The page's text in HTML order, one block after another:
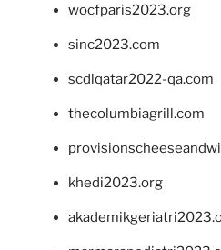
wocfparis2023.org
sinc2023.com
scdlqatar2022-qa.com
thecolumbiagrill.com
khedi2023.org